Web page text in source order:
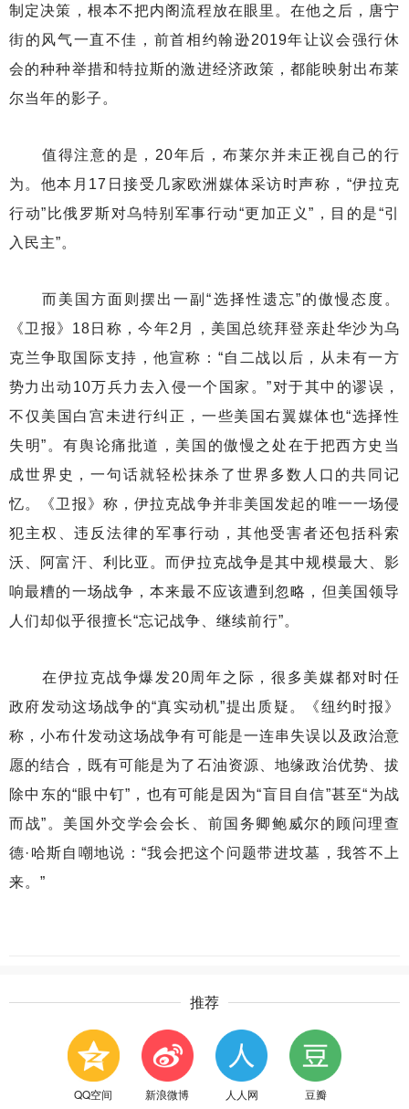
制定决策，根本不把内阁流程放在眼里。在他之后，唐宁
街的风气一直不佳，前首相约翰逊2019年让议会强行休
会的种种举措和特拉斯的激进经济政策，都能映射出布莱
尔当年的影子。
值得注意的是，20年后，布莱尔并未正视自己的行
为。他本月17日接受几家欧洲媒体采访时声称，“伊拉克
行动”比俄罗斯对乌特别军事行动“更加正义”，目的是“引
入民主”。
而美国方面则摆出一副“选择性遗忘”的傲慢态度。
《卫报》18日称，今年2月，美国总统拜登亲赴华沙为乌
克兰争取国际支持，他宣称：“自二战以后，从未有一方
势力出动10万兵力去入侵一个国家。”对于其中的谬误，
不仅美国白宫未进行纠正，一些美国右翼媒体也“选择性
失明”。有舆论痛批道，美国的傲慢之处在于把西方史当
成世界史，一句话就轻松抹杀了世界多数人口的共同记
忆。《卫报》称，伊拉克战争并非美国发起的唯一一场侵
犯主权、违反法律的军事行动，其他受害者还包括科索
沃、阿富汗、利比亚。而伊拉克战争是其中规模最大、影
响最糟的一场战争，本来最不应该遭到忽略，但美国领导
人们却似乎很擅长“忘记战争、继续前行”。
在伊拉克战争爆发20周年之际，很多美媒都对时任
政府发动这场战争的“真实动机”提出质疑。《纽约时报》
称，小布什发动这场战争有可能是一连串失误以及政治意
愿的结合，既有可能是为了石油资源、地缘政治优势、拔
除中东的“眼中钉”，也有可能是因为“盲目自信”甚至“为战
而战”。美国外交学会会长、前国务卿鲍威尔的顾问理查
德·哈斯自嘲地说：“我会把这个问题带进坟墓，我答不上
来。”
推荐
QQ空间 新浪微博 人人网 豆瓣